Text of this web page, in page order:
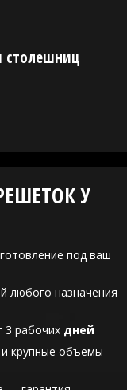
столешниц
У
под ваш
любого назначения
3 рабочих дней
и крупные объемы